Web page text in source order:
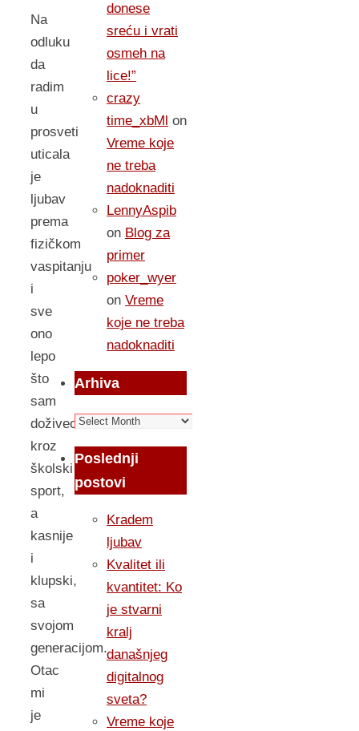
Na
odluku
da
radim
u
prosveti
uticala
je
ljubav
prema
fizičkom
vaspitanju
i
sve
ono
lepo
što
sam
doživeo
kroz
školski
sport,
a
kasnije
i
klupski,
sa
svojom
generacijom.
Otac
mi
je
donese
sreću i vrati
osmeh na
lice!”
crazy
time_xbMl on
Vreme koje
ne treba
nadoknaditi
LennyAspib
on Blog za
primer
poker_wyer
on Vreme
koje ne treba
nadoknaditi
Arhiva
Arhiva
Poslednji
postovi
Kradem
ljubav
Kvalitet ili
kvantitet: Ko
je stvarni
kralj
današnjeg
digitalnog
sveta?
Vreme koje